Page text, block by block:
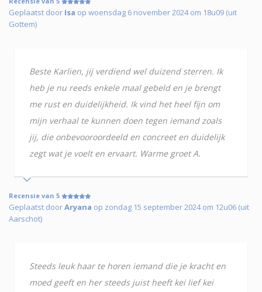
Geplaatst door Isa op woensdag 6 november 2024 om 18u09 (uit
Gottem)
Beste Karlien, jij verdiend wel duizend sterren. Ik
heb je nu reeds enkele maal gebeld en je brengt
me rust en duidelijkheid. Ik vind het heel fijn om
mijn verhaal te kunnen doen tegen iemand zoals
jij, die onbevooroordeeld en concreet en duidelijk
zegt wat je voelt en ervaart. Warme groet A.
Recensie van 5
Geplaatst doorAryana op zondag 15 september 2024 om 12u06 (uit
Aarschot)
Steeds leuk haar te horen iemand die je kracht en
moed geeft en her steeds juist heeft kei lief kei